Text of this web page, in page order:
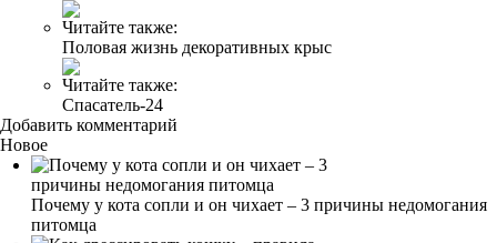
Читайте также:
Половая жизнь декоративных крыс
Читайте также:
Спасатель-24
Добавить комментарий
Новое
Почему у кота сопли и он чихает – 3 причины недомогания
питомца